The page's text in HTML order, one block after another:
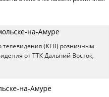
на-Амуре
телевидения (КТВ) розничным
от ТТК-Дальний Восток,
на-Амуре